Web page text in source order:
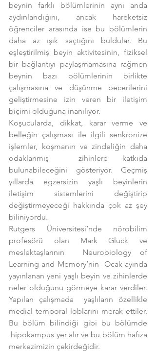
beynin farklı bölümlerinin aynı anda
aydınlandığını, ancak hareketsiz
öğrenciler arasında ise bu bölümlerin
daha az ışık saçtığını buldular. Bu
eşleştirilmiş beyin aktivitesinin, fiziksel
bir bağlantıyı paylaşmamasına rağmen
beynin bazı bölümlerinin birlikte
çalışmasına ve düşünme becerilerini
geliştirmesine izin veren bir iletişim
biçimi olduğuna inanılıyor.
Koşucularda, dikkat, karar verme ve
belleğin çalışması ile ilgili senkronize
işlemler, koşmanın ve zindeliğin daha
odaklanmış  zihinlere katkıda
bulunabileceğini gösteriyor. Geçmiş
yıllarda egzersizin yaşlı beyinlerin
iletişim sistemlerini değiştirip
değiştirmeyeceği hakkında çok az şey
biliniyordu.
Rutgers Üniversitesi’nde nörobilim
profesörü olan Mark Gluck ve
meslektaşlarının  Neurobiology of
Learning and Memory’nin  Ocak ayında
yayınlanan yeni yaşlı beyin ve zihinlerde
neler olduğunu görmeye karar verdiler.
Yapılan çalışmada  yaşlıların özellikle
medial temporal loblarını merak ettiler.
Bu bölüm bilindiği gibi bu bölümde
hipokampus yer alır ve bu bölüm hafıza
merkezimizin çekirdeğidir.